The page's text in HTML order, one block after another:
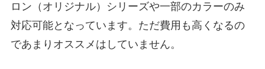
ロン（オリジナル）シリーズや一部のカラーのみ
対応可能となっています。ただ費用も高くなるの
であまりオススメはしていません。